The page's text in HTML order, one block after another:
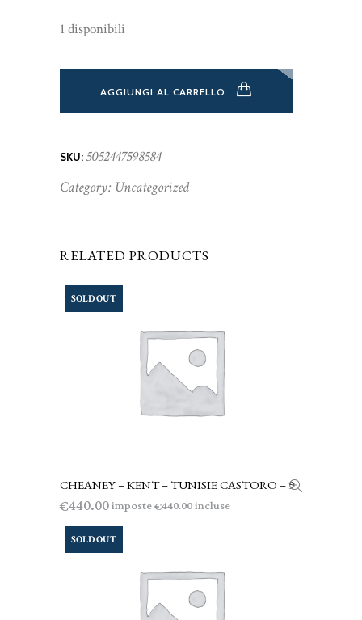
1 disponibili
AGGIUNGI AL CARRELLO
SKU: 5052447598584
Category: Uncategorized
RELATED PRODUCTS
SOLD OUT
LEGGI TUTTO
CHEANEY – KENT – TUNISIE CASTORO – 9
€440.00imposte€440.00incluse
SOLD OUT